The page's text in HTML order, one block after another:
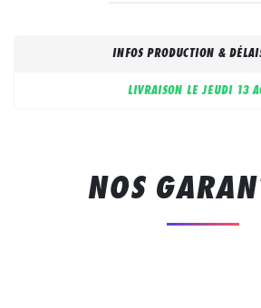
INFOS PRODUCTION &
LIVRAISON LEJEUDI 13
NOS